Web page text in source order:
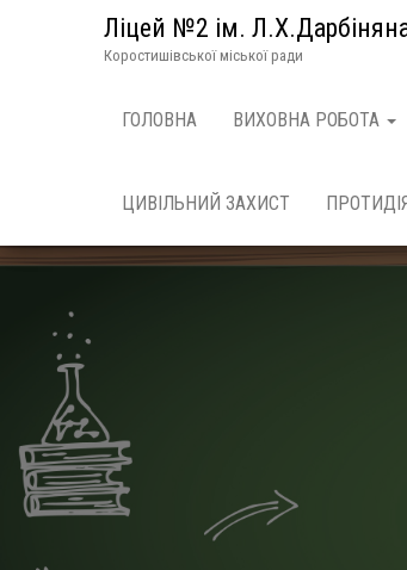
Ліцей №2 ім.
Коростишівської міської ради
ГОЛОВНА ВИХОВНА РОБОТА
ЦИВІЛЬНИЙ ЗАХИСТ